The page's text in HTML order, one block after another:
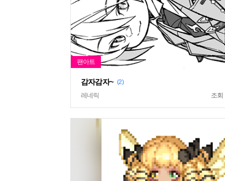
감자감자~ (2)
레네릭 조회